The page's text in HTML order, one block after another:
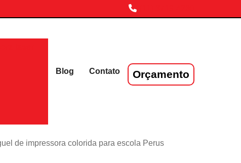
Blog Contato Orçamento
de impressora colorida para escola Perus